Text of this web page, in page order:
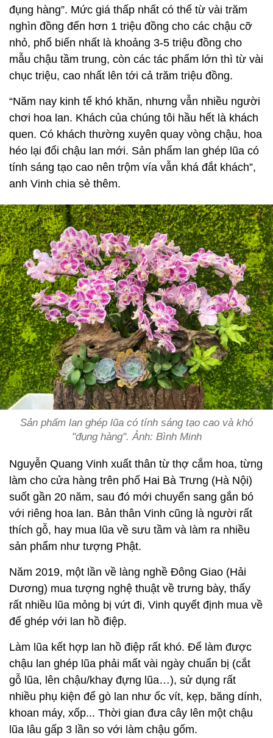
đụng hàng”. Mức giá thấp nhất có thể từ vài trăm
nghìn đồng đến hơn 1 triệu đồng cho các chậu cỡ
nhỏ, phổ biến nhất là khoảng 3-5 triệu đồng cho
mẫu chậu tầm trung, còn các tác phẩm lớn thì từ vài
chục triệu, cao nhất lên tới cả trăm triệu đồng.
“Năm nay kinh tế khó khăn, nhưng vẫn nhiều người
chơi hoa lan. Khách của chúng tôi hầu hết là khách
quen. Có khách thường xuyên quay vòng chậu, hoa
héo lại đổi chậu lan mới. Sản phẩm lan ghép lũa có
tính sáng tạo cao nên trộm vía vẫn khá đắt khách”,
anh Vinh chia sẻ thêm.
Sản phẩm lan ghép lũa có tính sáng tạo cao và khó
"đụng hàng". Ảnh: Bình Minh
Nguyễn Quang Vinh xuất thân từ thợ cắm hoa, từng
làm cho cửa hàng trên phố Hai Bà Trưng (Hà Nội)
suốt gần 20 năm, sau đó mới chuyển sang gắn bó
với riêng hoa lan. Bản thân Vinh cũng là người rất
thích gỗ, hay mua lũa về sưu tầm và làm ra nhiều
sản phẩm như tượng Phật.
Năm 2019, một lần về làng nghề Đông Giao (Hải
Dương) mua tượng nghệ thuật về trưng bày, thấy
rất nhiều lũa mỏng bị vứt đi, Vinh quyết định mua về
để ghép với lan hồ điệp.
Làm lũa kết hợp lan hồ điệp rất khó. Để làm được
chậu lan ghép lũa phải mất vài ngày chuẩn bị (cắt
gỗ lũa, lên chậu/khay đựng lũa…), sử dụng rất
nhiều phụ kiện để gò lan như ốc vít, kẹp, băng dính,
khoan máy, xốp... Thời gian đưa cây lên một chậu
lũa lâu gấp 3 lần so với làm chậu gốm.